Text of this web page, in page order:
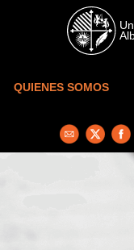
Skip to main content
QUIENES SOMOS